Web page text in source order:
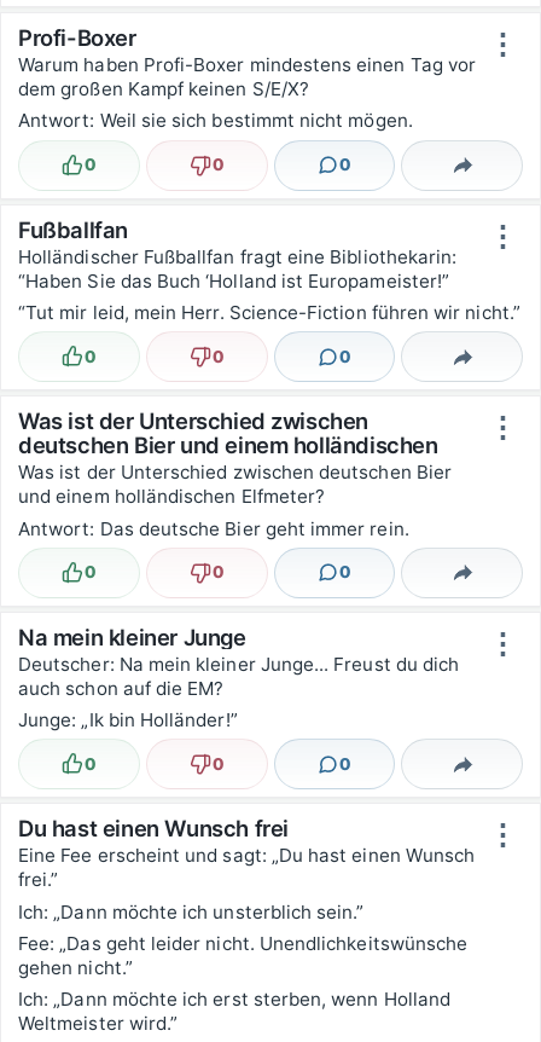
⋮
Profi-Boxer
Warum haben Profi-Boxer mindestens einen Tag vor
dem großen Kampf keinen S/E/X?
Antwort: Weil sie sich bestimmt nicht mögen.
Lustig
0 Nicht lustig
0 0
Kommentare Teilen
⋮
Fußballfan
Holländischer Fußballfan fragt eine Bibliothekarin:
“Haben Sie das Buch ‘Holland ist Europameister!”
“Tut mir leid, mein Herr. Science-Fiction führen wir nicht.”
Lustig
0 Nicht lustig
0 0
Kommentare Teilen
⋮
Was ist der Unterschied zwischen
deutschen Bier und einem holländischen
Elfmeter?
Was ist der Unterschied zwischen deutschen Bier
und einem holländischen Elfmeter?
Antwort: Das deutsche Bier geht immer rein.
Lustig
0 Nicht lustig
0 0
Kommentare Teilen
⋮
Na mein kleiner Junge
Deutscher: Na mein kleiner Junge... Freust du dich
auch schon auf die EM?
Junge: „Ik bin Holländer!”
Lustig
0 Nicht lustig
0 0
Kommentare Teilen
⋮
Du hast einen Wunsch frei
Eine Fee erscheint und sagt: „Du hast einen Wunsch
frei.”
Ich: „Dann möchte ich unsterblich sein.”
Fee: „Das geht leider nicht. Unendlichkeitswünsche
gehen nicht.”
Ich: „Dann möchte ich erst sterben, wenn Holland
Weltmeister wird.”